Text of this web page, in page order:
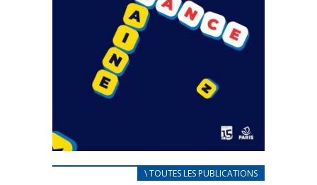
CARNET D’ACCUEIL\ TOUTES LES PUBLICATIONS